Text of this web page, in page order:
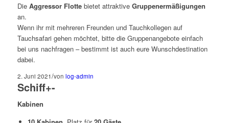
Die Aggressor Flottebietet attraktive Gruppenermäßigungen
an.
Wenn ihr mit mehreren Freunden und Tauchkollegen auf
Tauchsafari gehen möchtet, bitte die Gruppenangebote einfach
bei uns nachfragen – bestimmt ist auch eure Wunschdestination
dabei.
2. Juni 2021/von log-admin
Schiff+-
Kabinen